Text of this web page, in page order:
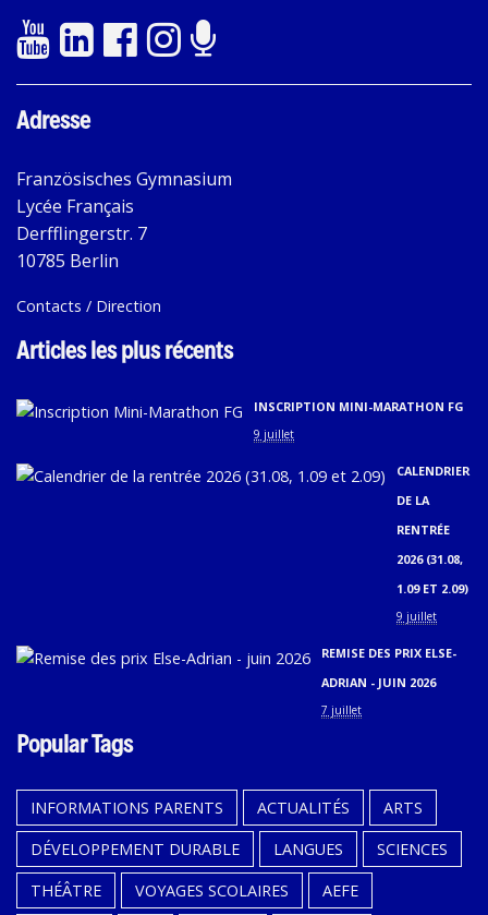
Adresse
Französisches Gymnasium
Lycée Français
Derfflingerstr. 7
10785 Berlin
Contacts / Direction
Articles les plus récents
INSCRIPTION MINI-MARATHON FG
9 juillet
CALENDRIER
DE LA
RENTRÉE
2026 (31.08,
1.09 ET 2.09)
9 juillet
REMISE DES PRIX ELSE-
ADRIAN - JUIN 2026
7 juillet
Popular Tags
INFORMATIONS PARENTS ACTUALITÉS
ARTS
DÉVELOPPEMENT DURABLE
LANGUES
SCIENCES
THÉÂTRE
VOYAGES SCOLAIRES
AEFE